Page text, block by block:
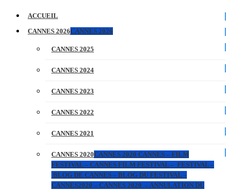
ACCUEIL
CANNES 2026CANNES 2026
CANNES 2025
CANNES 2024
CANNES 2023
CANNES 2022
CANNES 2021
CANNES 2020CANNES 2020 CANNES – FILM
FESTIVAL – CANNES FILM FESTIVAL – FESTIVAL –
BLOG DE CANNES – BLOG DU FESTIVAL –
CANNES2020 – CANNES 2020 – ANNULATION DU